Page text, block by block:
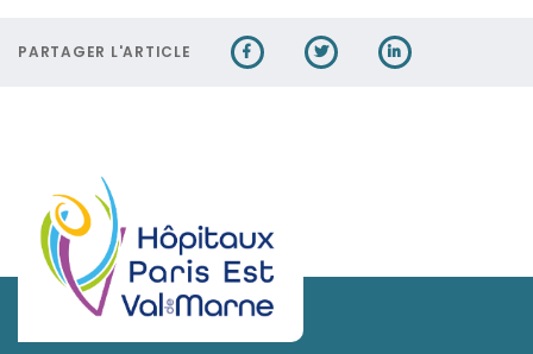
PARTAGER L'ARTICLE